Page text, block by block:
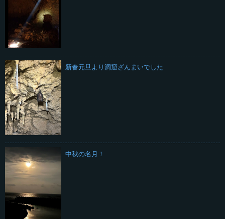
新春元旦より洞窟ざんまいでした
中秋の名月！